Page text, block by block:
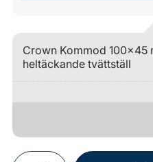
Crown Kommod 100x45
heltäckande tvättställ